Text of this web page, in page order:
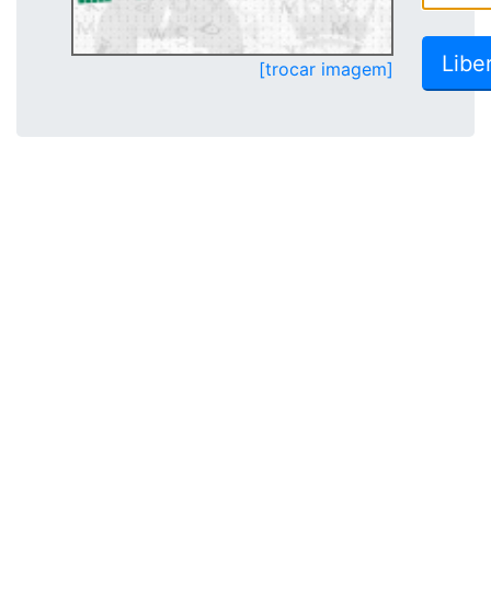
[trocar imagem]